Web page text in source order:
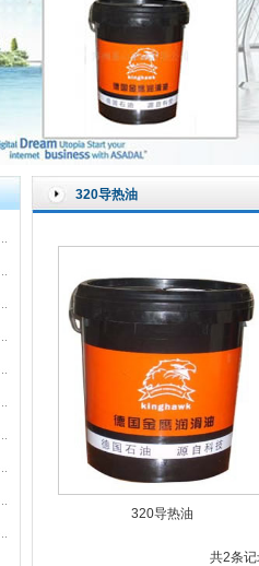
320导热油
320导热油
共2条